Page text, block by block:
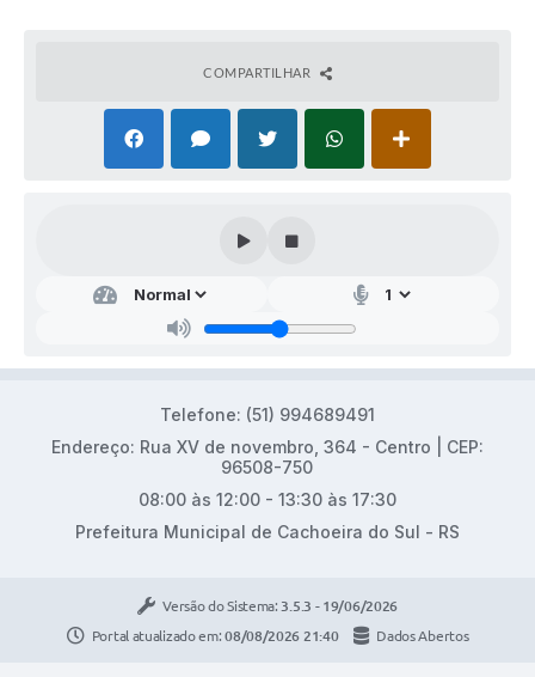
COMPARTILHAR
Telefone: (51) 994689491
Endereço: Rua XV de novembro, 364 - Centro | CEP:
96508-750
08:00 às 12:00 - 13:30 às 17:30
Prefeitura Municipal de Cachoeira do Sul - RS
Versão do Sistema: 3.5.3 - 19/06/2026
Portal atualizado em:08/08/2026 21:40 Dados Abertos